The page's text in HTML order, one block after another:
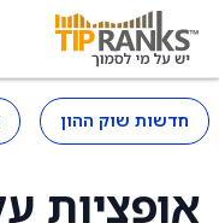
חדשות שוק ההון